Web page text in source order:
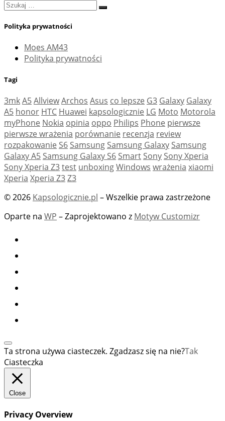
Szukaj
Szukaj
Polityka prywatności
Moes AM43
Polityka prywatności
Tagi
3mkA5AllviewArchos Asus co lepsze G3 Galaxy Galaxy
A5 honor HTC Huawei kapsologicznie LG Moto Motorola
myPhone Nokia opinia oppo Philips Phone pierwsze
pierwsze wrażenia porównanie recenzja review
rozpakowanie S6 Samsung Samsung Galaxy Samsung
Galaxy A5 Samsung Galaxy S6 Smart Sony Sony Xperia
Sony Xperia Z3test unboxingWindows wrażenia xiaomi
Xperia Xperia Z3Z3
© 2026 Kapsologicznie.pl – Wszelkie prawa zastrzeżone
Oparte na WP – Zaprojektowano z Motyw Customizr
Ta strona używa ciasteczek. Zgadzasz się na nie?Tak
Ciasteczka
Close
Privacy Overview